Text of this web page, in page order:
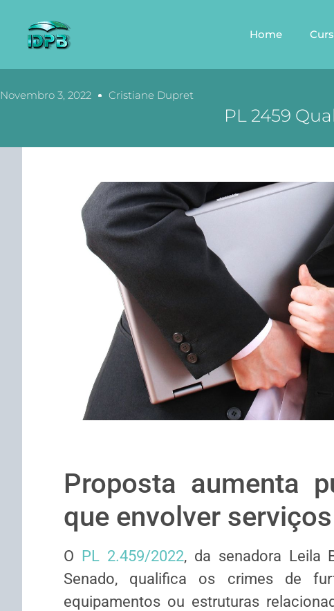
Home
Novembro 3, 2022 Cristiane Dupret
PL 2459
Proposta aumenta
que envolver
O PL 2.459/2022, da senadora Leila
Senado, qualifica os crimes de
equipamentos ou estruturas